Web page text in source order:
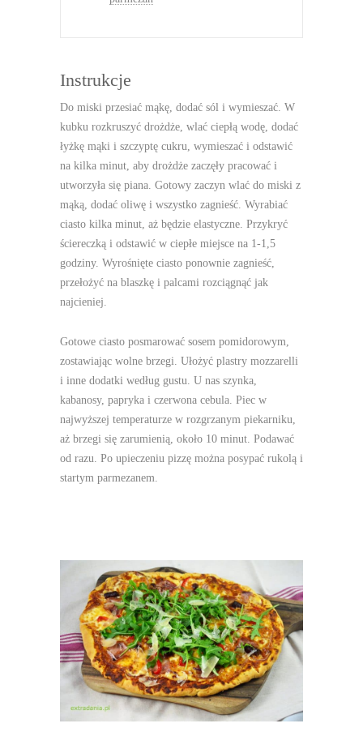
Instrukcje
Do miski przesiać mąkę, dodać sól i wymieszać. W
kubku rozkruszyć drożdże, wlać ciepłą wodę, dodać
łyżkę mąki i szczyptę cukru, wymieszać i odstawić
na kilka minut, aby drożdże zaczęły pracować i
utworzyła się piana. Gotowy zaczyn wlać do miski z
mąką, dodać oliwę i wszystko zagnieść. Wyrabiać
ciasto kilka minut, aż będzie elastyczne. Przykryć
ściereczką i odstawić w ciepłe miejsce na 1-1,5
godziny. Wyrośnięte ciasto ponownie zagnieść,
przełożyć na blaszkę i palcami rozciągnąć jak
najcieniej.
Gotowe ciasto posmarować sosem pomidorowym,
zostawiając wolne brzegi. Ułożyć plastry mozzarelli
i inne dodatki według gustu. U nas szynka,
kabanosy, papryka i czerwona cebula. Piec w
najwyższej temperaturze w rozgrzanym piekarniku,
aż brzegi się zarumienią, około 10 minut. Podawać
od razu. Po upieczeniu pizzę można posypać rukolą i
startym parmezanem.